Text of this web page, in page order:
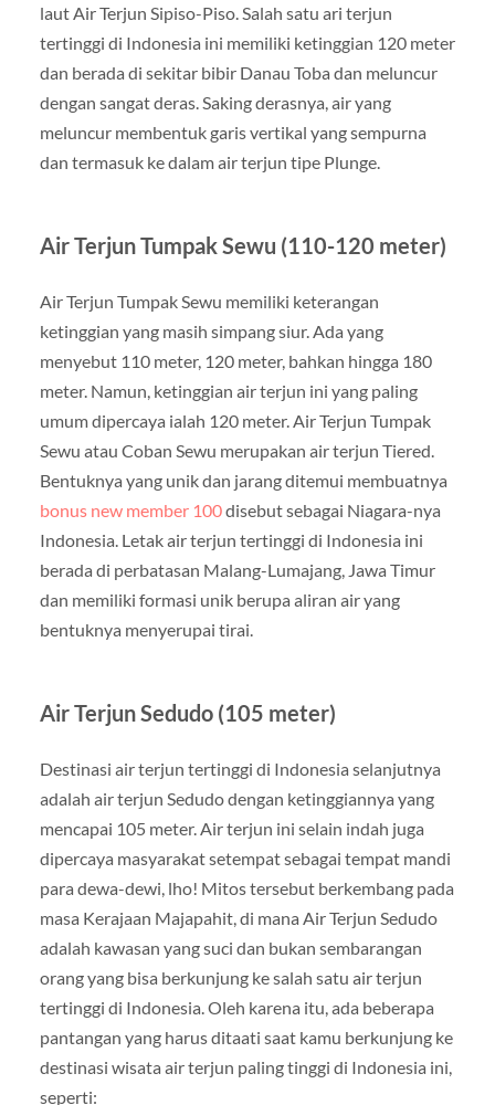
laut Air Terjun Sipiso-Piso. Salah satu ari terjun
tertinggi di Indonesia ini memiliki ketinggian 120 meter
dan berada di sekitar bibir Danau Toba dan meluncur
dengan sangat deras. Saking derasnya, air yang
meluncur membentuk garis vertikal yang sempurna
dan termasuk ke dalam air terjun tipe Plunge.
Air Terjun Tumpak Sewu (110-120 meter)
Air Terjun Tumpak Sewu memiliki keterangan
ketinggian yang masih simpang siur. Ada yang
menyebut 110 meter, 120 meter, bahkan hingga 180
meter. Namun, ketinggian air terjun ini yang paling
umum dipercaya ialah 120 meter. Air Terjun Tumpak
Sewu atau Coban Sewu merupakan air terjun Tiered.
Bentuknya yang unik dan jarang ditemui membuatnya
bonus new member 100disebut sebagai Niagara-nya
Indonesia. Letak air terjun tertinggi di Indonesia ini
berada di perbatasan Malang-Lumajang, Jawa Timur
dan memiliki formasi unik berupa aliran air yang
bentuknya menyerupai tirai.
Air Terjun Sedudo (105 meter)
Destinasi air terjun tertinggi di Indonesia selanjutnya
adalah air terjun Sedudo dengan ketinggiannya yang
mencapai 105 meter. Air terjun ini selain indah juga
dipercaya masyarakat setempat sebagai tempat mandi
para dewa-dewi, lho! Mitos tersebut berkembang pada
masa Kerajaan Majapahit, di mana Air Terjun Sedudo
adalah kawasan yang suci dan bukan sembarangan
orang yang bisa berkunjung ke salah satu air terjun
tertinggi di Indonesia. Oleh karena itu, ada beberapa
pantangan yang harus ditaati saat kamu berkunjung ke
destinasi wisata air terjun paling tinggi di Indonesia ini,
seperti: